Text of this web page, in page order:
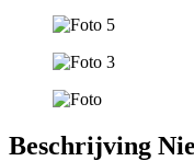
Beschrijving